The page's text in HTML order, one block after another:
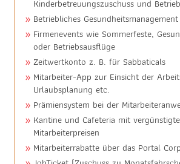
Kinderbetreuungszuschuss und
Betriebliches Gesundheitsmanagement
Firmenevents wie Sommerfeste,
oder Betriebsausflüge
Zeitwertkonto z. B. für Sabbaticals
Mitarbeiter-App zur Einsicht der
Urlaubsplanung etc.
Prämiensystem bei der
Kantine und Cafeteria mit
Mitarbeiterpreisen
Mitarbeiterrabatte über das Portal